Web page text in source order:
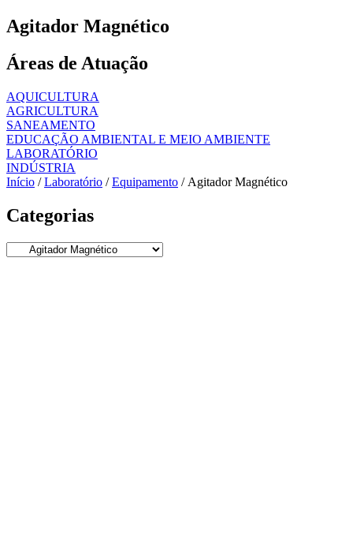
Agitador Magnético
Áreas de Atuação
AQUICULTURA
AGRICULTURA
SANEAMENTO
EDUCAÇÃO AMBIENTAL E MEIO AMBIENTE
LABORATÓRIO
INDÚSTRIA
Início /Laboratório /Equipamento / Agitador Magnético
Categorias